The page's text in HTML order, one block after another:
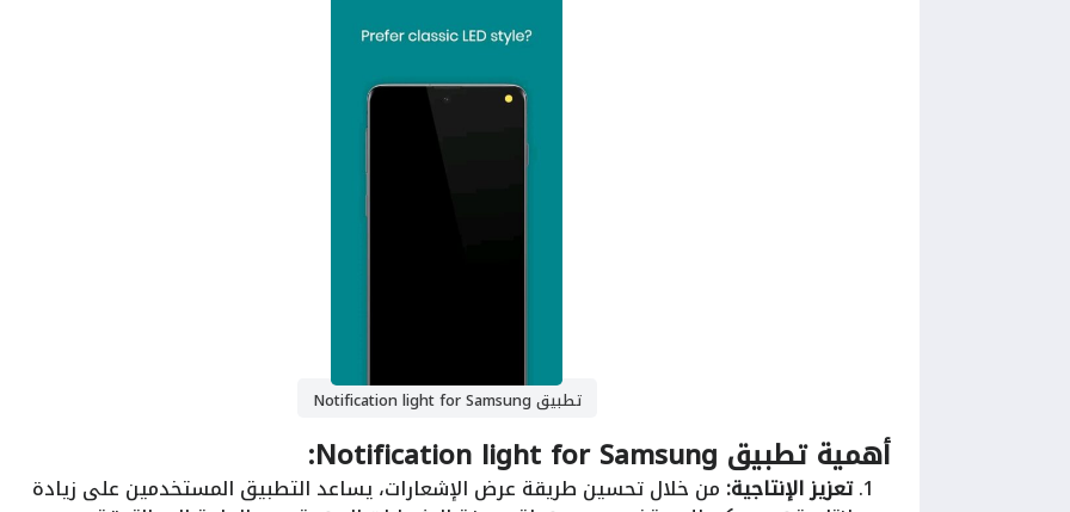
تطبيق Notification light for Samsung
أهمية تطبيق Notification light for Samsung:
تعزيز الإنتاجية: من خلال تحسين طريقة عرض الإشعارات، يساعد التطبيق المستخدمين على زيادة